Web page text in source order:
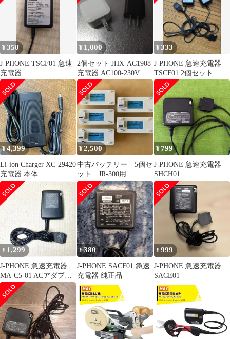
¥350
J-PHONE TSCF01 急速
充電器
¥ 1,000
2個セット JHX-AC1908
充電器 AC100-230V
¥333
J-PHONE 急速充電器
TSCF01 2個セット
¥4,399
Li-ion Charger XC-29420
充電器 本体
¥2,500
中古バッテリー 5個セ
ット JR-300用
Joysound ジョイサウン
ド
¥799
J-PHONE 急速充電器
SHCH01
¥ 1,299
J-PHONE 急速充電器
MA-C5-01 ACアダプタ
ドコモ P003
¥380
J-PHONE SACF01 急速
充電器 純正品
¥999
J-PHONE 急速充電器
SACE01